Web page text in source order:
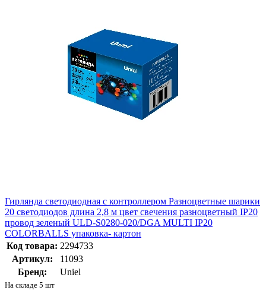
Гирлянда светодиодная с контроллером Разноцветные шарики
20 светодиодов длина 2,8 м цвет свечения разноцветный IP20
провод зеленый ULD-S0280-020/DGA MULTI IP20
COLORBALLS упаковка- картон
Код товара: 2294733
Артикул:
11093
Бренд:
Uniel
На складе 5 шт